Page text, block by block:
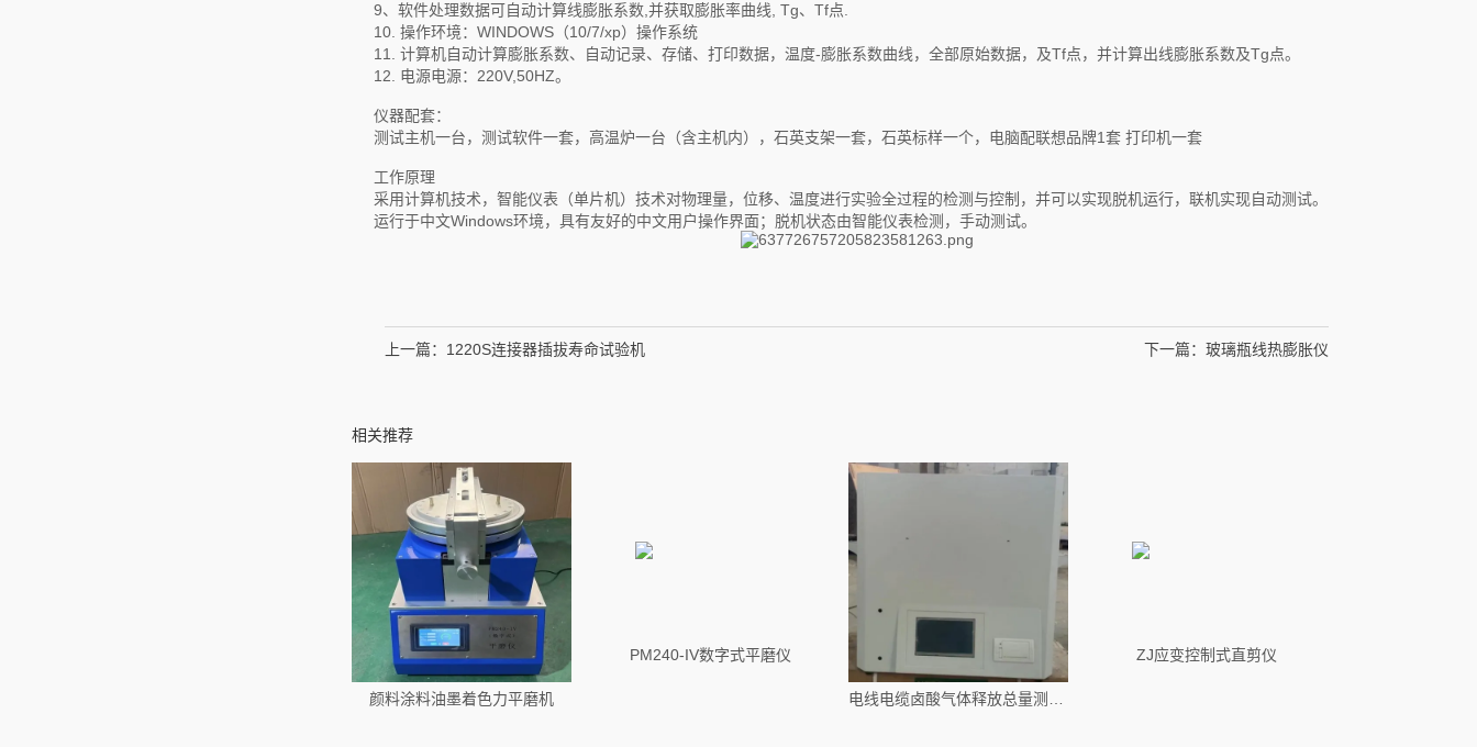
9、软件处理数据可自动计算线膨胀系数,并获取膨胀率曲线, Tg、Tf点.
10. 操作环境：WINDOWS（10/7/xp）操作系统
11. 计算机自动计算膨胀系数、自动记录、存储、打印数据，温度-膨胀系数曲线，全部原始数据，及Tf点，并计算出线膨胀系数及Tg点。
12. 电源电源：220V,50HZ。
仪器配套：
测试主机一台，测试软件一套，高温炉一台（含主机内），石英支架一套，石英标样一个，电脑配联想品牌1套 打印机一套
工作原理
采用计算机技术，智能仪表（单片机）技术对物理量，位移、温度进行实验全过程的检测与控制，并可以实现脱机运行，联机实现自动测试。
运行于中文Windows环境，具有友好的中文用户操作界面；脱机状态由智能仪表检测，手动测试。
上一篇： 1220S连接器插拔寿命试验机 下一篇： 玻璃瓶线热膨胀仪
相关推荐
颜料涂料油墨着色力平磨机
PM240-IV数字式平磨仪 ZJ应变控制式直剪仪